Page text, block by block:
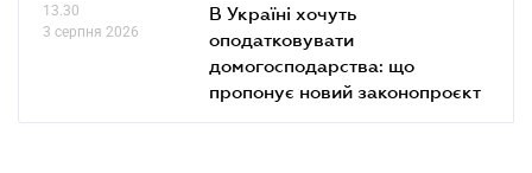
13.30
3 серпня 2026
В Україні хочуть
оподатковувати
домогосподарства: що
пропонує новий законопроєкт